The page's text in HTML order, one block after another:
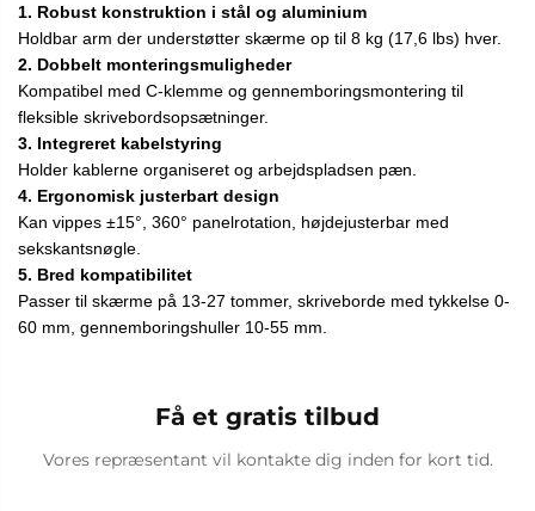
1. Robust konstruktion i stål og aluminium
Holdbar arm der understøtter skærme op til 8 kg (17,6 lbs) hver.
2. Dobbelt monteringsmuligheder
Kompatibel med C-klemme og gennemboringsmontering til
fleksible skrivebordsopsætninger.
3. Integreret kabelstyring
Holder kablerne organiseret og arbejdspladsen pæn.
4. Ergonomisk justerbart design
Kan vippes ±15°, 360° panelrotation, højdejusterbar med
sekskantsnøgle.
5. Bred kompatibilitet
Passer til skærme på 13-27 tommer, skriveborde med tykkelse 0-
60 mm, gennemboringshuller 10-55 mm.
Få et gratis tilbud
Vores repræsentant vil kontakte dig inden for kort tid.